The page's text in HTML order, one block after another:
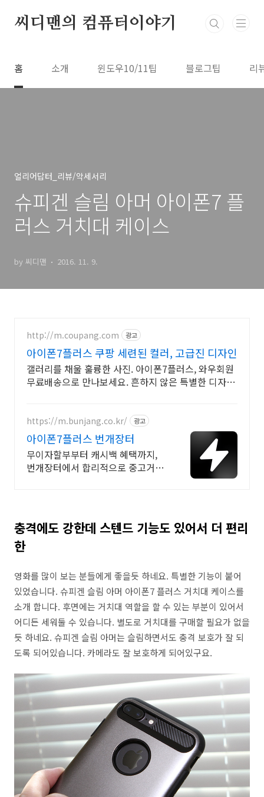
씨디맨의 컴퓨터이야기
홈 소개 윈도우10/11팁 블로그팁 리
얼리어답터_리뷰/악세서리
슈피겐 슬림 아머 아이폰7 플
러스 거치대 케이스
by 씨디맨 2016. 11. 9.
http://m.coupang.com 광고
아이폰7플러스 쿠팡 세련된 컬러, 고급진 디자인
갤러리를 채울 훌륭한 사진. 아이폰7플러스, 와우회원
무료배송으로 만나보세요. 흔하지 않은 특별한 디자
https://m.bunjang.co.kr/ 광고
아이폰7플러스 번개장터
무이자할부부터 캐시백 혜택까지,
번개장터에서 합리적으로 중고거래
충격에도 강한데 스텐드 기능도 있어서 더 편리
한
영화를 많이 보는 분들에게 좋을듯 하네요. 특별한 기능이 붙어
있었습니다. 슈피겐 슬림 아머 아이폰7 플러스 거치대 케이스를
소개 합니다. 후면에는 거치대 역할을 할 수 있는 부분이 있어서
어디든 세워둘 수 있습니다. 별도로 거치대를 구매할 필요가 없을
듯 하네요. 슈피겐 슬림 아머는 슬림하면서도 충격 보호가 잘 되
도록 되어있습니다. 카메라도 잘 보호하게 되어있구요.